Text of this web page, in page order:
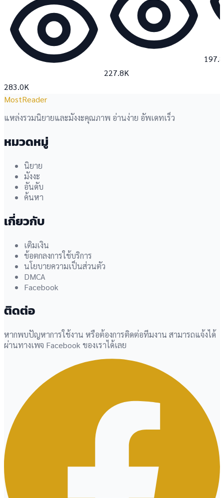
283.0K
227.8K
MostReader
แหล่งรวมนิยายและมังงะคุณภาพ อ่านง่าย อัพเดทเร็ว
หมวดหมู่
นิยาย
มังงะ
อันดับ
ค้นหา
เกี่ยวกับ
เติมเงิน
ข้อตกลงการใช้บริการ
นโยบายความเป็นส่วนตัว
DMCA
Facebook
ติดต่อ
หากพบปัญหาการใช้งาน หรือต้องการติดต่อทีมงาน สามารถแจ้งได้
ผ่านทางเพจ Facebook ของเราได้เลย